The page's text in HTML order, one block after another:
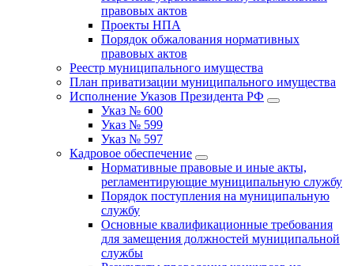
правовых актов
Проекты НПА
Порядок обжалования нормативных
правовых актов
Реестр муниципального имущества
План приватизации муниципального имущества
Исполнение Указов Президента РФ
Указ № 600
Указ № 599
Указ № 597
Кадровое обеспечение
Нормативные правовые и иные акты,
регламентирующие муниципальную службу
Порядок поступления на муниципальную
службу
Основные квалификационные требования
для замещения должностей муниципальной
службы